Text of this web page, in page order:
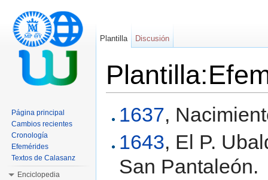
1637,
1643, El P.
San Pantaleón.
Plantilla Discusión
Página principal
Cambios recientes
Cronología
Efemérides
Textos de Calasanz
Enciclopedia